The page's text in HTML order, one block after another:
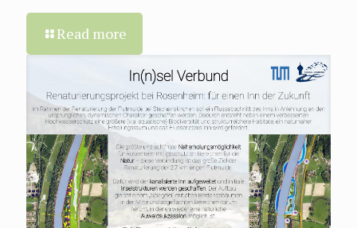
Read more